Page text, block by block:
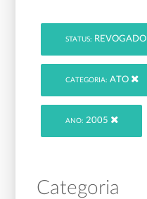
STATUS: REVOGADO
CATEGORIA: ATO
ANO: 2005
Categoria